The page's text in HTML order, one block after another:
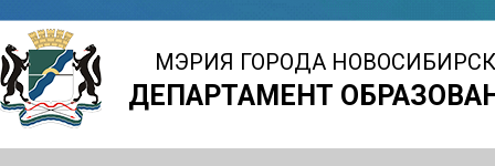
Jump
to
navigation
МЭРИЯ ГОРОДА
ДЕПАРТАМЕНТ